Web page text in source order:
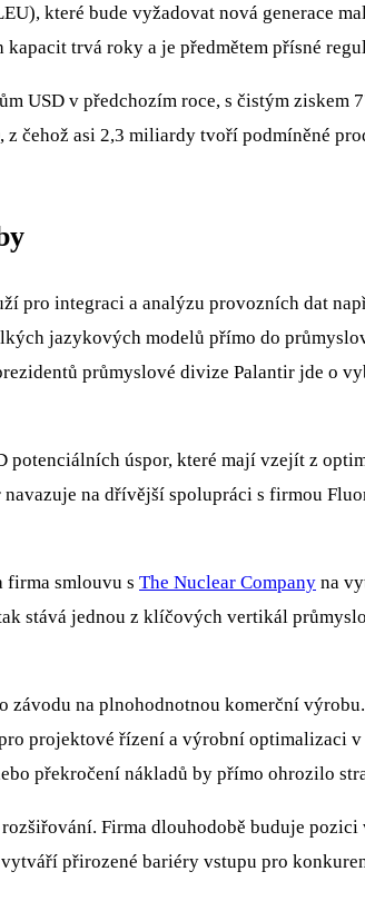
které bude vyžadovat nová generace
trvá roky a je předmětem přísné
USD v předchozím roce, s čistým
čehož asi 2,3 miliardy tvoří podmíněné
pro integraci a analýzu provozních dat
jazykových modelů přímo do
průmyslové divize Palantir jde o
úspor, které mají vzejít z
na dřívější spolupráci s firmou
firma smlouvu s The Nuclear Company na
stává jednou z klíčových vertikál
na plnohodnotnou komerční
projektové řízení a výrobní optimalizaci
překročení nákladů by přímo ohrozilo
Firma dlouhodobě buduje
přirozené bariéry vstupu pro